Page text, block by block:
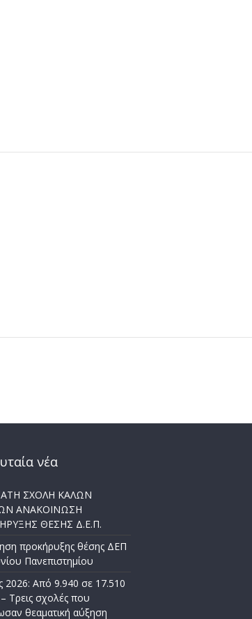
νέα
ΣΧΟΛΗ ΚΑΛΩΝ
ΑΝΑΚΟΙΝΩΣΗ
ΘΕΣΗΣ Δ.Ε.Π.
προκήρυξης θέσης ΔΕΠ
Πανεπιστημίου
2026: Από 9.940 σε 17.510
Τρεις σχολές που
θεαματική αύξηση